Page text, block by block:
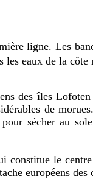
ligne. Les
eaux de la
des îles
de
sécher au
constitue le
européens des